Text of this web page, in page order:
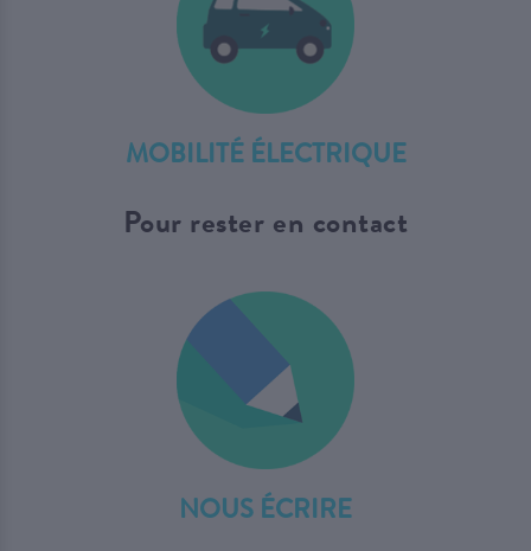
MOBILITÉ ÉLECTRIQUE
Pour rester en contact
NOUS ÉCRIRE